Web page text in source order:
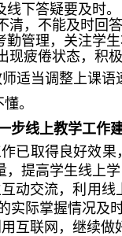
线下答疑要及时
清，不能及时回
勤管理，关注学
现疲倦状态，积极
适当调整上课
。
步线上教学工作
已取得良好效
，提高学生线上学
动交流，利用
实际掌握情况及
互联网，继续做